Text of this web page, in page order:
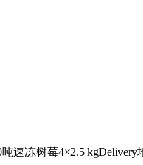
冻树莓4×2.5 kgDelivery